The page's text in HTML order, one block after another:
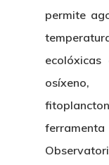
permite